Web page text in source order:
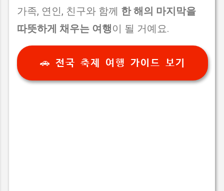
가족, 연인, 친구와 함께 한 해의 마지막을
따뜻하게 채우는 여행이 될 거예요.
🚗 전국 축제 여행 가이드 보기